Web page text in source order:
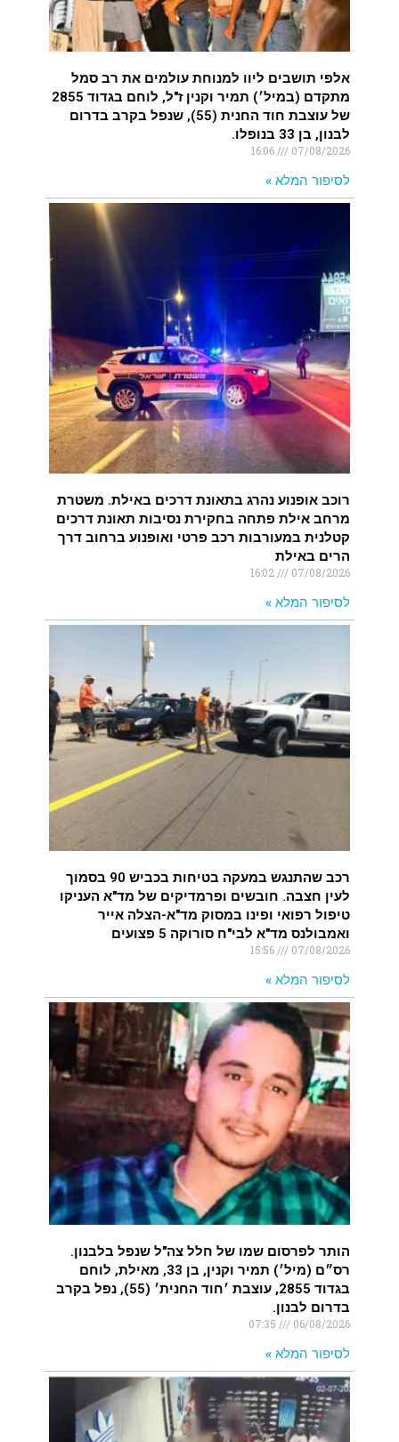
אלפי תושבים ליוו למנוחת עולמים את רב סמל
מתקדם (במיל׳) תמיר וקנין ז"ל, לוחם בגדוד 2855
של עוצבת חוד החנית (55), שנפל בקרב בדרום
לבנון, בן 33 בנופלו.
07/08/2026
לסיפור המלא »
רוכב אופנוע נהרג בתאונת דרכים באילת. משטרת
מרחב אילת פתחה בחקירת נסיבות תאונת דרכים
קטלנית במעורבות רכב פרטי ואופנוע ברחוב דרך
הרים באילת
07/08/2026
לסיפור המלא »
רכב שהתנגש במעקה בטיחות בכביש 90 בסמוך
לעין חצבה. חובשים ופרמדיקים של מד"א העניקו
טיפול רפואי ופינו במסוק מד"א-הצלה אייר
ואמבולנס מד"א לבי"ח סורוקה 5 פצועים
07/08/2026
לסיפור המלא »
הותר לפרסום שמו של חלל צה"ל שנפל בלבנון.
רס״ם (מיל׳) תמיר וקנין, בן 33, מאילת, לוחם
בגדוד 2855, עוצבת ׳חוד החנית׳ (55), נפל בקרב
בדרום לבנון.
06/08/2026
לסיפור המלא »